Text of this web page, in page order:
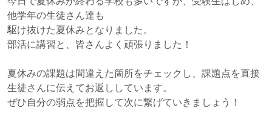
他学年の生徒さん達も
駆け抜けた夏休みとなりました。
部活に講習と、皆さんよく頑張りました！
夏休みの課題は間違えた箇所をチェックし、課題点を直接
生徒さんに伝えてお返ししています。
ぜひ自分の弱点を把握して次に繋げていきましょう！